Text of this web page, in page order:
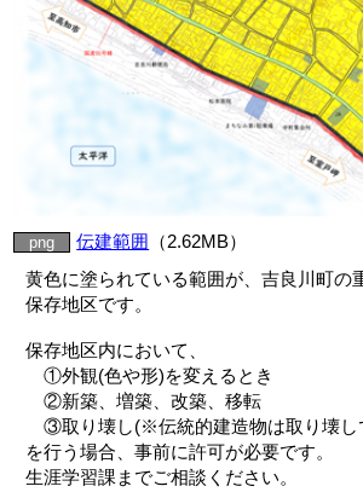
png 伝建範囲 （2.62MB）
黄色に塗られている範囲が、吉良川町の
保存地区です。
保存地区内において、
①外観(色や形)を変えるとき
②新築、増築、改築、移転
③取り壊し(※伝統的建造物は取り壊し
を行う場合、事前に許可が必要です。
生涯学習課までご相談ください。